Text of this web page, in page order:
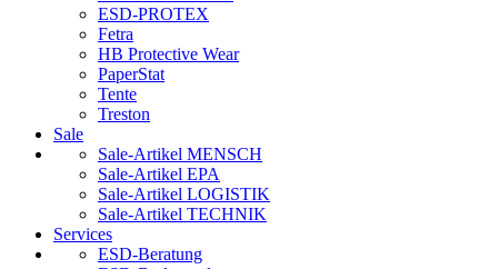
ESD-PROTEX
Fetra
HB Protective Wear
PaperStat
Tente
Treston
Sale
Sale-Artikel MENSCH
Sale-Artikel EPA
Sale-Artikel LOGISTIK
Sale-Artikel TECHNIK
Services
ESD-Beratung